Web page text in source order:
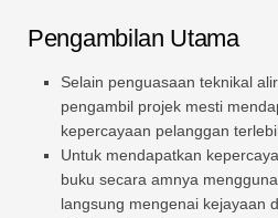
Pengambilan Utama
Selain penguasaan teknikal
pengambil projek mesti
kepercayaan pelanggan
Untuk mendapatkan
buku secara amnya
langsung mengenai kejayaan